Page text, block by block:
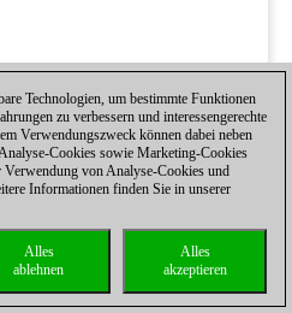
Technologien, um bestimmte Funktionen
zu verbessern und interessengerechte
Verwendungszweck können dabei neben
Cookies sowie Marketing-Cookies
Verwendung von Analyse-Cookies und
Informationen finden Sie in unserer
Alles
akzeptieren
Alles
ablehnen